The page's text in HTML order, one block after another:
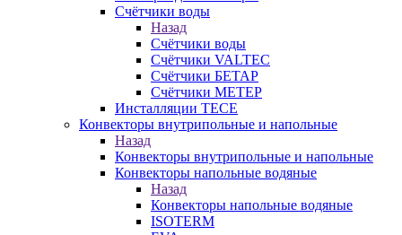
Счётчики воды
Назад
Счётчики воды
Счётчики VALTEC
Счётчики БЕТАР
Счётчики МЕТЕР
Инсталляции TECE
Конвекторы внутрипольные и напольные
Назад
Конвекторы внутрипольные и напольные
Конвекторы напольные водяные
Назад
Конвекторы напольные водяные
ISOTERM